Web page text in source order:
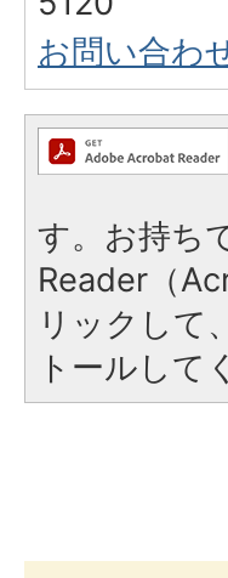
お問い合わ
す。お持ち
Reader（
リックして
トールして